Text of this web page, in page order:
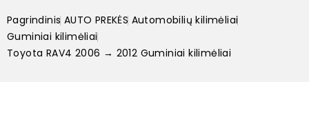
Pagrindinis AUTO PREKĖS Automobilių kilimėliai
Guminiai kilimėliai
Toyota RAV4 2006 → 2012 Guminiai kilimėliai